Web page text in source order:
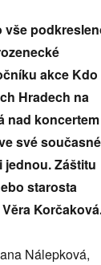
vše
akce Kdo
Hradech na
nad koncertem
své současné
jednou. Záštitu
starosta
Nálepková,